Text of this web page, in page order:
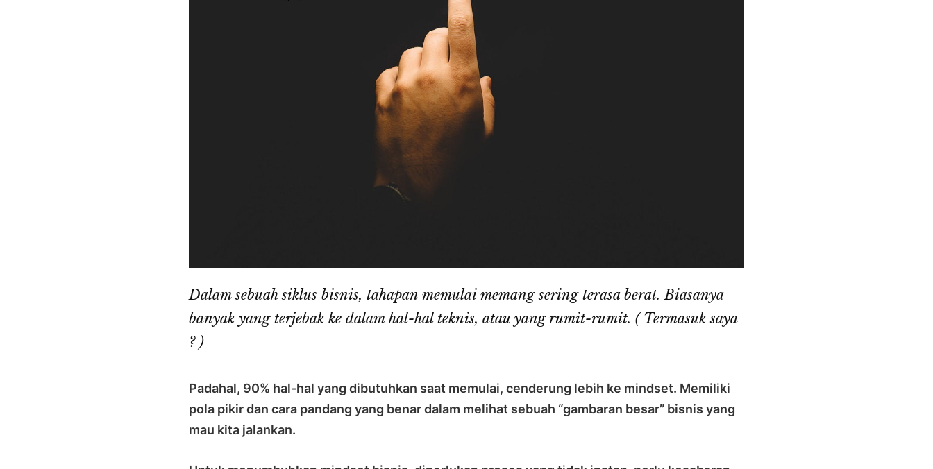
Dalam sebuah siklus bisnis, tahapan memulai memang sering terasa berat. Biasanya
banyak yang terjebak ke dalam hal-hal teknis, atau yang rumit-rumit. ( Termasuk saya
? )
Padahal, 90% hal-hal yang dibutuhkan saat memulai, cenderung lebih ke mindset. Memiliki
pola pikir dan cara pandang yang benar dalam melihat sebuah “gambaran besar” bisnis yang
mau kita jalankan.